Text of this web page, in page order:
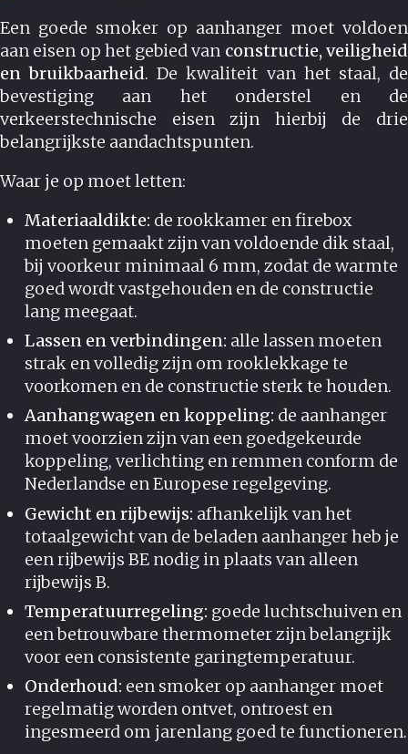
Een goede smoker op aanhanger moet voldoen
aan eisen op het gebied van constructie, veiligheid
en bruikbaarheid. De kwaliteit van het staal, de
bevestiging aan het onderstel en de
verkeerstechnische eisen zijn hierbij de drie
belangrijkste aandachtspunten.
Waar je op moet letten:
Materiaaldikte: de rookkamer en firebox
moeten gemaakt zijn van voldoende dik staal,
bij voorkeur minimaal 6 mm, zodat de warmte
goed wordt vastgehouden en de constructie
lang meegaat.
Lassen en verbindingen: alle lassen moeten
strak en volledig zijn om rooklekkage te
voorkomen en de constructie sterk te houden.
Aanhangwagen en koppeling: de aanhanger
moet voorzien zijn van een goedgekeurde
koppeling, verlichting en remmen conform de
Nederlandse en Europese regelgeving.
Gewicht en rijbewijs: afhankelijk van het
totaalgewicht van de beladen aanhanger heb je
een rijbewijs BE nodig in plaats van alleen
rijbewijs B.
Temperatuurregeling: goede luchtschuiven en
een betrouwbare thermometer zijn belangrijk
voor een consistente garingtemperatuur.
Onderhoud: een smoker op aanhanger moet
regelmatig worden ontvet, ontroest en
ingesmeerd om jarenlang goed te functioneren.